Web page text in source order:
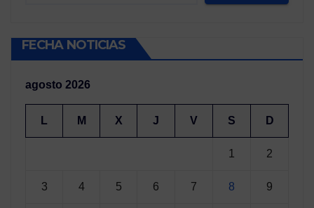
FECHA NOTICIAS
agosto 2026
L M X J V S D
1 2
3 4 5 6 7 8 9